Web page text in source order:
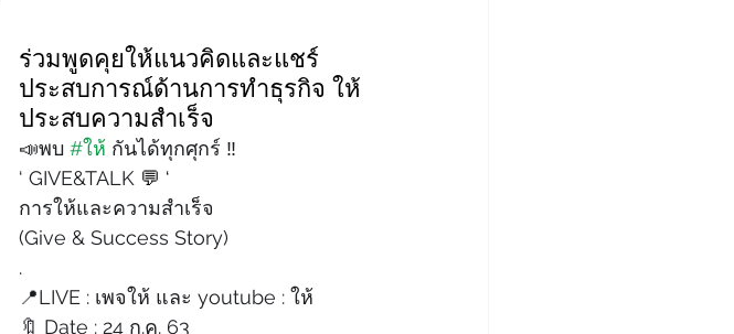
ร่วมพูดคุยให้แนวคิดและแชร์
ประสบการณ์ด้านการทำธุรกิจ ให้
ประสบความสำเร็จ
📣พบ #ให้ กันได้ทุกศุกร์ ‼️
‘ GIVE&TALK 💬 ‘
การให้และความสำเร็จ
(Give & Success Story)
.
📍LIVE : เพจให้ และ youtube : ให้
🔖 Date : 24 ก.ค. 63